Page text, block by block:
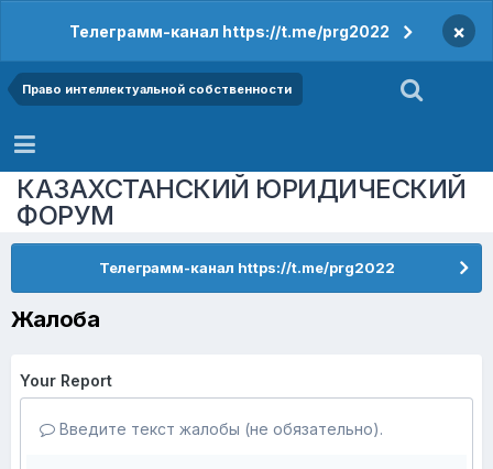
Телеграмм-канал https://t.me/prg2022 ×
Право интеллектуальной собственности
КАЗАХСТАНСКИЙ ЮРИДИЧЕСКИЙ
ФОРУМ
Телеграмм-канал https://t.me/prg2022
Жалоба
Your Report
Введите текст жалобы (не обязательно).